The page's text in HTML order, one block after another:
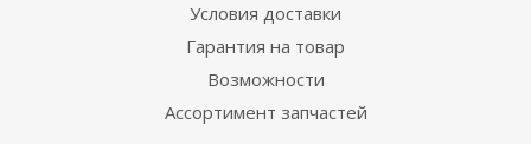
Условия доставки
Гарантия на товар
Возможности
Ассортимент запчастей